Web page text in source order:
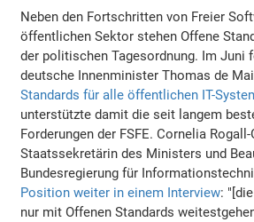
Neben den Fortschritten von Freier
öffentlichen Sektor stehen Offene
der politischen Tagesordnung. Im Juni
deutsche Innenminister Thomas de
Standards für alle öffentlichen IT-
unterstützte damit die seit langem
Forderungen der FSFE. Cornelia
Staatssekretärin des Ministers und
Bundesregierung für
Position weiter in einem Interview:
nur mit Offenen Standards